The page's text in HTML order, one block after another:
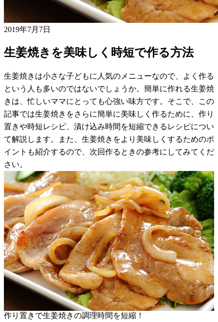
2019年7月7日
生姜焼きを美味しく時短で作る方法
生姜焼きは小さな子どもに人気のメニューなので、よく作る
という人も多いのではないでしょうか。簡単に作れる生姜焼
きは、忙しいママにとっても心強い味方です。そこで、この
記事では生姜焼きをさらに簡単に美味しく作るために、作り
置きや時短レシピ、漬け込み時間を短縮できるレシピについ
て解説します。また、生姜焼きをより美味しくするためのポ
イントも紹介するので、次回作るときの参考にしてみてくだ
さい。
作り置きで生姜焼きの調理時間を短縮！